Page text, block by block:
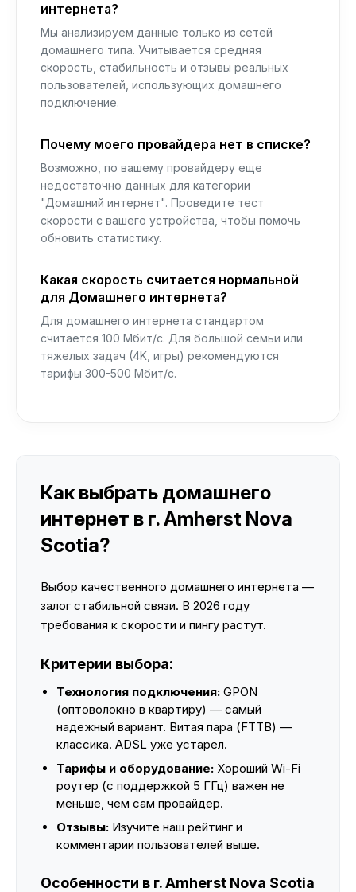
интернета?
Мы анализируем данные только из сетей
домашнего типа. Учитывается средняя
скорость, стабильность и отзывы реальных
пользователей, использующих домашнего
подключение.
Почему моего провайдера нет в списке?
Возможно, по вашему провайдеру еще
недостаточно данных для категории
"Домашний интернет". Проведите тест
скорости с вашего устройства, чтобы помочь
обновить статистику.
Какая скорость считается нормальной
для Домашнего интернета?
Для домашнего интернета стандартом
считается 100 Мбит/с. Для большой семьи или
тяжелых задач (4K, игры) рекомендуются
тарифы 300-500 Мбит/с.
Как выбрать домашнего
интернет в г. Amherst Nova
Scotia?
Выбор качественного домашнего интернета —
залог стабильной связи. В 2026 году
требования к скорости и пингу растут.
Критерии выбора:
Технология подключения: GPON
(оптоволокно в квартиру) — самый
надежный вариант. Витая пара (FTTB) —
классика. ADSL уже устарел.
Тарифы и оборудование: Хороший Wi-Fi
роутер (с поддержкой 5 ГГц) важен не
меньше, чем сам провайдер.
Отзывы: Изучите наш рейтинг и
комментарии пользователей выше.
Особенности в г. Amherst Nova Scotia